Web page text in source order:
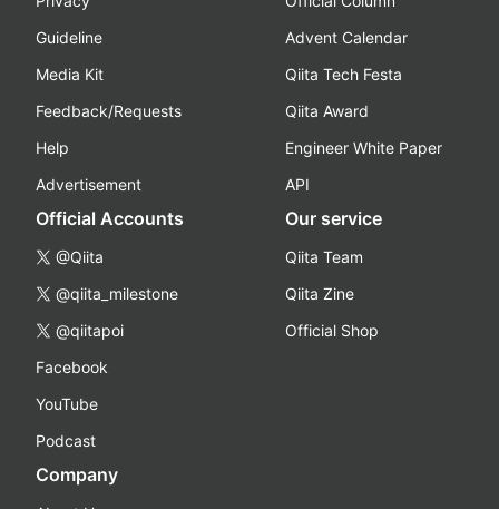
Guideline
Media Kit
Feedback/Requests
Help
Advertisement
Advent Calendar
Qiita Tech Festa
Qiita Award
Engineer White Paper
API
Official Accounts
@Qiita
@qiita_milestone
@qiitapoi
Facebook
YouTube
Podcast
Our service
Qiita Team
Qiita Zine
Official Shop
Company